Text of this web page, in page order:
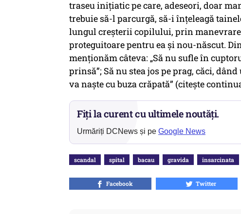
traseu inițiatic pe care, adeseori, doar
trebuie să-l parcurgă, să-i înțeleagă
lungul creșterii copilului, prin
proteguitoare pentru ea și nou-născut.
menționăm câteva: „Să nu sufle în
prinsă”; Să nu stea jos pe prag, căci,
va naște cu buza crăpată” (citește
Fiți la curent cu ultimele noutăți.
Urmăriți DCNews și pe Google News
scandal spital bacau gravida insarcinata
Facebook Twitter